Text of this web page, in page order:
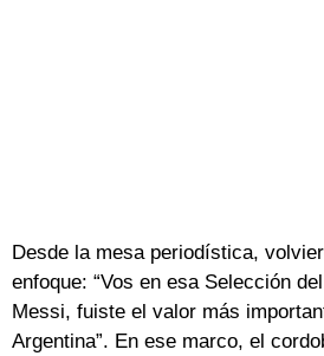
Desde la mesa periodística,
enfoque: “Vos en esa Selección
Messi, fuiste el valor más
Argentina”. En ese marco, el